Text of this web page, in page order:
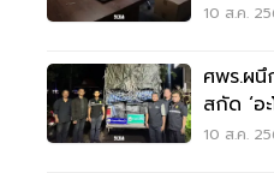
10 ส.ค.
ศพร.ผนึ
สกัด ‘อ
10 ส.ค.